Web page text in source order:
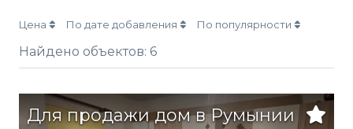
Цена По дате добавления По популярности
Найдено объектов: 6
Для продажи дом в Румынии